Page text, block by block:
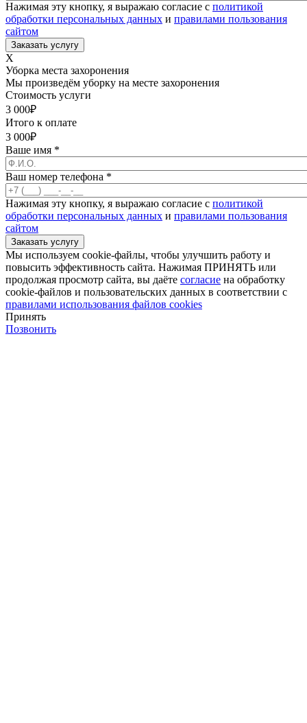
Нажимая эту кнопку, я выражаю согласие с политикой
обработки персональных данных и правилами пользования
сайтом
X
Уборка места захоронения
Мы произведём уборку на месте захоронения
Стоимость услуги
3 000₽
Итого к оплате
3 000₽
Ваше имя *
Ваш номер телефона *
Нажимая эту кнопку, я выражаю согласие с политикой
обработки персональных данных и правилами пользования
сайтом
Мы используем cookie-файлы, чтобы улучшить работу и
повысить эффективность сайта. Нажимая ПРИНЯТЬ или
продолжая просмотр сайта, вы даёте согласие на обработку
cookie-файлов и пользовательских данных в соответствии с
правилами использования файлов cookies
Принять
Позвонить